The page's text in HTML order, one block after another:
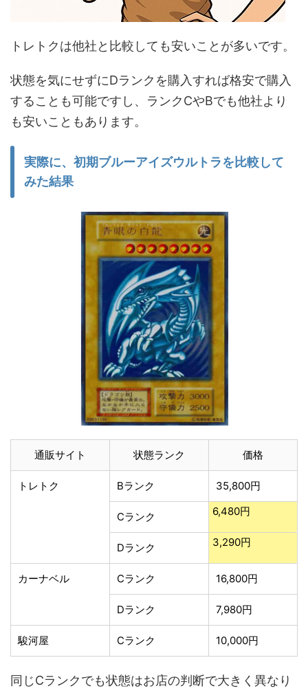
トレトクは他社と比較しても安いことが多いです。
状態を気にせずにDランクを購入すれば格安で購入
することも可能ですし、ランクCやBでも他社より
も安いこともあります。
実際に、初期ブルーアイズウルトラを比較して
みた結果
通販サイト 状態ランク 価格
トレトク Bランク 35,800円
Cランク 6,480円
Dランク 3,290円
カーナベル Cランク 16,800円
Dランク 7,980円
駿河屋 Cランク 10,000円
同じCランクでも状態はお店の判断で大きく異なり